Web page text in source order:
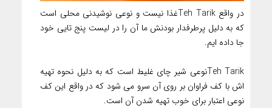
در واقع Teh Tarikغذا نیست و نوعی نوشیدنی محلی است
که به دلیل پرطرفدار بودنش ما آن را در لیست پنج تایی خود
جا داده ایم.
Teh Tarikنوعی شیر چای غلیط است که به دلیل نحوه تهیه
اش با کف فراوان بر روی آن سرو می شود که در واقع این کف
نوعی اعتبار برای خوب تهیه شدن آن است.